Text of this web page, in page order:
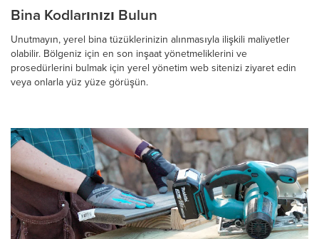
Bina Kodlarınızı Bulun
Unutmayın, yerel bina tüzüklerinizin alınmasıyla ilişkili maliyetler
olabilir. Bölgeniz için en son inşaat yönetmeliklerini ve
prosedürlerini bulmak için yerel yönetim web sitenizi ziyaret edin
veya onlarla yüz yüze görüşün.